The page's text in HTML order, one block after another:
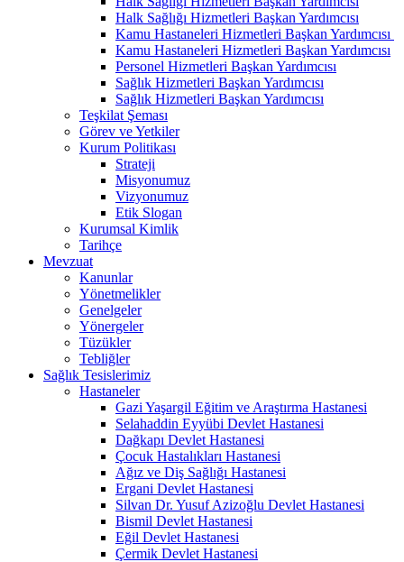
Halk Sağlığı Hizmetleri Başkan Yardımcısı
Kamu Hastaneleri Hizmetleri Başkan Yardımcısı ​
Kamu Hastaneleri Hizmetleri Başkan Yardımcısı
Personel Hizmetleri Başkan Yardımcısı
Sağlık Hizmetleri Başkan Yardımcısı
Sağlık Hizmetleri Başkan Yardımcısı
Teşkilat Şeması
Görev ve Yetkiler
Kurum Politikası
Strateji
Misyonumuz
Vizyonumuz
Etik Slogan
Kurumsal Kimlik
Tarihçe
Mevzuat
Kanunlar
Yönetmelikler
Genelgeler
Yönergeler
Tüzükler
Tebliğler
Sağlık Tesislerimiz
Hastaneler
Gazi Yaşargil Eğitim ve Araştırma Hastanesi
Selahaddin Eyyübi Devlet Hastanesi
Dağkapı Devlet Hastanesi
Çocuk Hastalıkları Hastanesi
Ağız ve Diş Sağlığı Hastanesi
Ergani Devlet Hastanesi
Silvan Dr. Yusuf Azizoğlu Devlet Hastanesi
Bismil Devlet Hastanesi
Eğil Devlet Hastanesi
Çermik Devlet Hastanesi